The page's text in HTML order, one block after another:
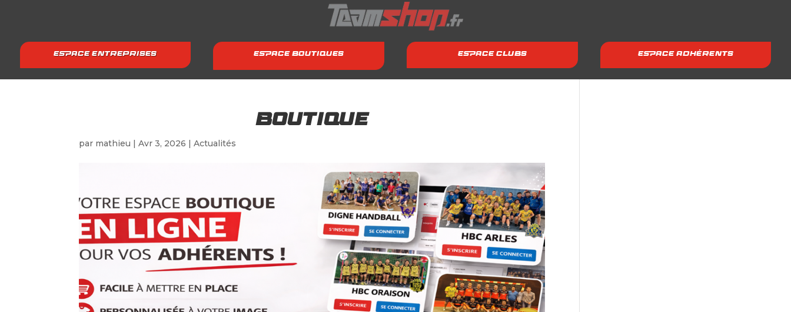
ESPACE ENTREPRISES ESPACE BOUTIQUES ESPACE CLUBS ESPACE ADHÉRENTS
Boutique
par mathieu |Avr 3, 2026 |Actualités